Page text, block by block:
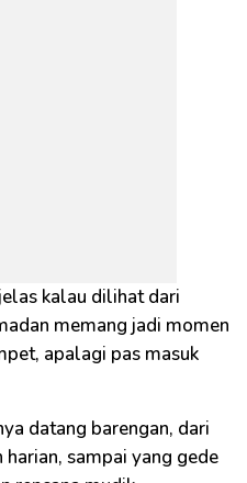
kalau dilihat dari
memang jadi momen
apalagi pas masuk
datang barengan, dari
harian, sampai yang gede